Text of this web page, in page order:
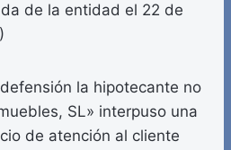
de la entidad el 22 de
la hipotecante no
SL» interpuso una
de atención al cliente